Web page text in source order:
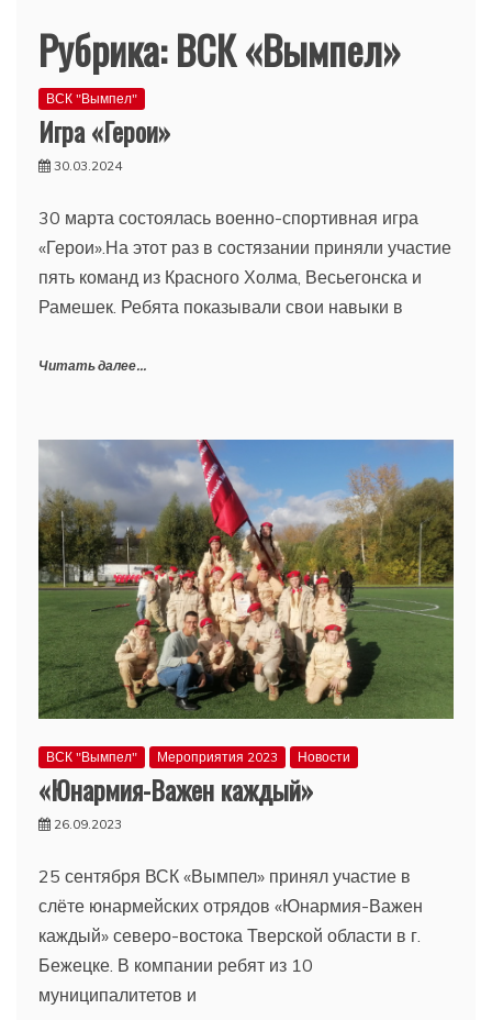
Рубрика:ВСК «Вымпел»
ВСК "Вымпел"
Игра «Герои»
30.03.2024
30 марта состоялась военно-спортивная игра
«Герои».На этот раз в состязании приняли участие
пять команд из Красного Холма, Весьегонска и
Рамешек. Ребята показывали свои навыки в
Читать далее...
ВСК "Вымпел" Мероприятия 2023 Новости
«Юнармия-Важен каждый»
26.09.2023
25 сентября ВСК «Вымпел» принял участие в
слёте юнармейских отрядов «Юнармия-Важен
каждый» северо-востока Тверской области в г.
Бежецке. В компании ребят из 10
муниципалитетов и